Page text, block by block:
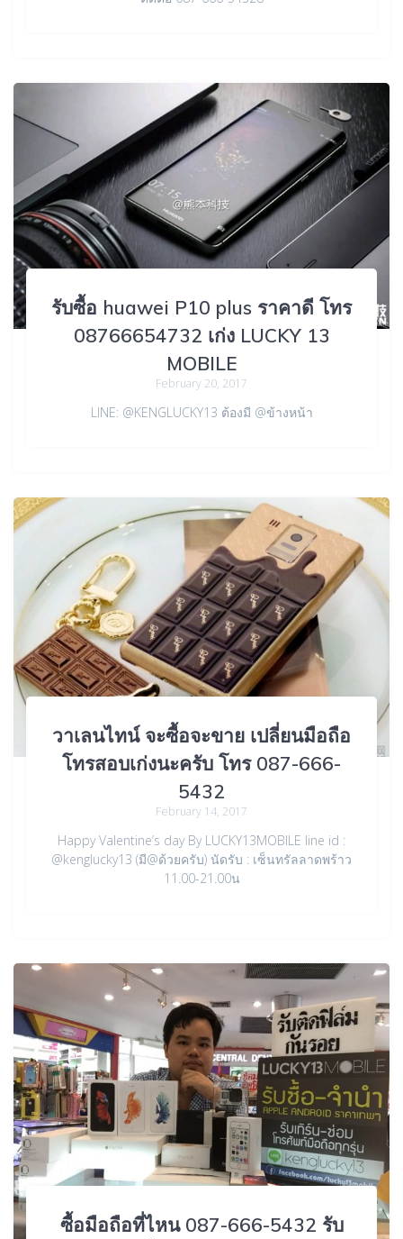
รับซื้อ huawei P10 plus ราคาดี โทร
08766654732 เก่ง LUCKY 13
MOBILE
February 20, 2017
LINE: @KENGLUCKY13 ต้องมี @ข้างหน้า
วาเลนไทน์ จะซื้อจะขาย เปลี่ยนมือถือ
โทรสอบเก่งนะครับ โทร 087-666-
5432
February 14, 2017
Happy Valentine’s day By LUCKY13MOBILE line id :
@kenglucky13 (มี@ด้วยครับ) นัดรับ : เซ็นทรัลลาดพร้าว
11.00-21.00น
ซื้อมือถือที่ไหน 087-666-5432 รับ